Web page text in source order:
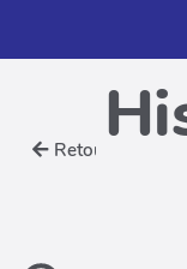
Retour